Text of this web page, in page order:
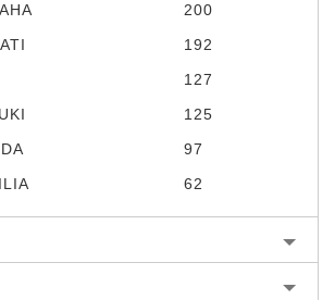
200
192
127
125
97
62